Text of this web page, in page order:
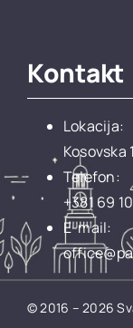
Kontakt
Lokacija:
Kosovska
Telefon:
+381 69
E-mail:
© 2016 – 2026